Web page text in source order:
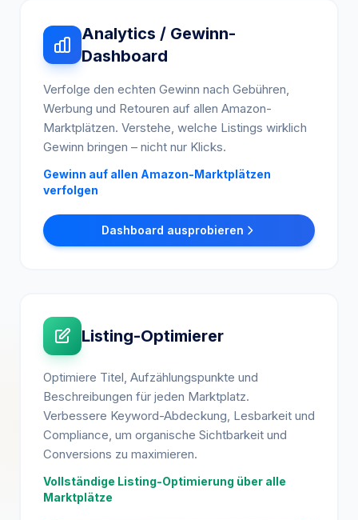
Analytics / Gewinn-
Dashboard
Verfolge den echten Gewinn nach Gebühren,
Werbung und Retouren auf allen Amazon-
Marktplätzen. Verstehe, welche Listings wirklich
Gewinn bringen – nicht nur Klicks.
Gewinn auf allen Amazon-Marktplätzen
verfolgen
Dashboard ausprobieren
Listing-Optimierer
Optimiere Titel, Aufzählungspunkte und
Beschreibungen für jeden Marktplatz.
Verbessere Keyword-Abdeckung, Lesbarkeit und
Compliance, um organische Sichtbarkeit und
Conversions zu maximieren.
Vollständige Listing-Optimierung über alle
Marktplätze